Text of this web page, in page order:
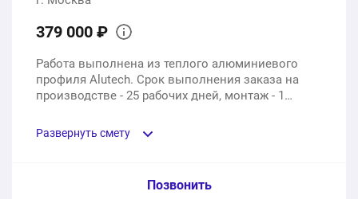
379 000 ₽
Работа выполнена из теплого алюминиевого
профиля Alutech. Срок выполнения заказа на
производстве - 25 рабочих дней, монтаж - 1
Развернуть смету
Пункт сметы / Ед. изм. / Цена
Позвонить